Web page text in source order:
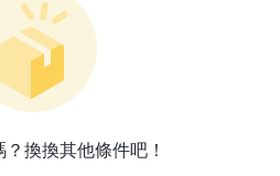
換換其他條件吧！